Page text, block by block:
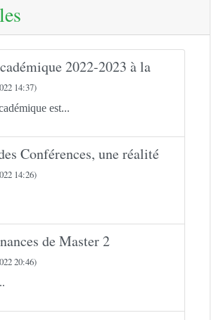
2022-2023 à la
14:37)
est...
Conférences, une réalité
14:26)
de Master 2
20:46)